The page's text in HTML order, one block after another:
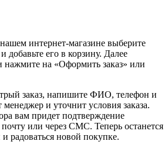
интернет-магазине выберите
добавьте его в корзину. Далее
нажмите на «Оформить заказ» или
заказ, напишите ФИО, телефон и
и уточнит условия заказа.
вам придет подтверждение
или через СМС. Теперь останется
радоваться новой покупке.